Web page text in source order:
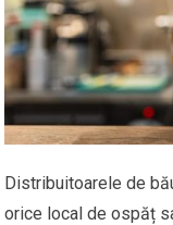
Distribuitoarele de
orice local de ospăț